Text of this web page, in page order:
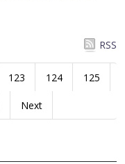
RSS
123 124 125
Next